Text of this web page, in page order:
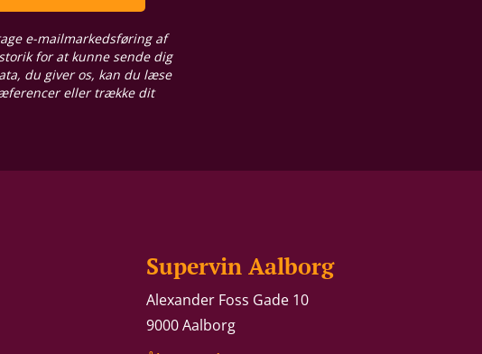
e-mailmarkedsføring af
for at kunne sende dig
du giver os, kan du læse
eller trække dit
Supervin Aalborg
Alexander Foss Gade 10
9000 Aalborg